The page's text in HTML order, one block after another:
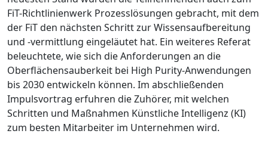
FiT-Richtlinienwerk Prozesslösungen gebracht, mit dem
der FiT den nächsten Schritt zur Wissensaufbereitung
und -vermittlung eingeläutet hat. Ein weiteres Referat
beleuchtete, wie sich die Anforderungen an die
Oberflächensauberkeit bei High Purity-Anwendungen
bis 2030 entwickeln können. Im abschließenden
Impulsvortrag erfuhren die Zuhörer, mit welchen
Schritten und Maßnahmen Künstliche Intelligenz (KI)
zum besten Mitarbeiter im Unternehmen wird.